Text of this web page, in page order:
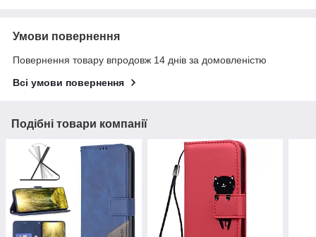
Умови повернення
Повернення товару впродовж 14 днів за домовленістю
Всі умови повернення
Подібні товари компанії